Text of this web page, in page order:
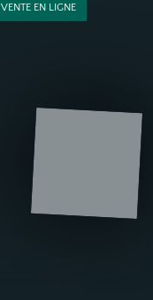
VENTE EN LIGNE